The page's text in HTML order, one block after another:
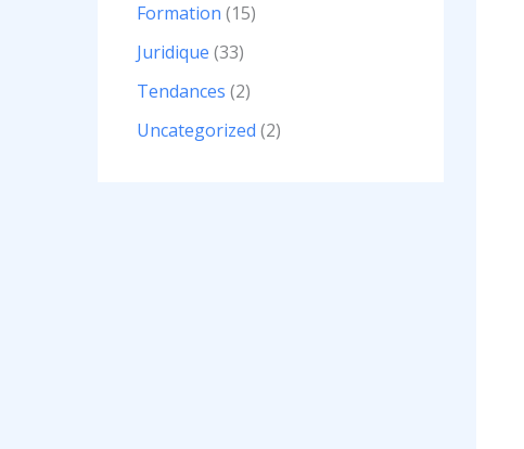
Formation (15)
Juridique (33)
Tendances (2)
Uncategorized (2)